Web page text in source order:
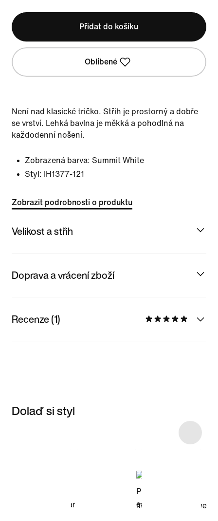
Přidat do košíku
Oblíbené
Není nad klasické tričko. Střih je prostorný a dobře
se vrství. Lehká bavlna je měkká a pohodlná na
každodenní nošení.
Zobrazená barva: Summit White
Styl:
IH1377-121
Zobrazit podrobnosti o produktu
Velikost a střih
Doprava a vrácení zboží
Recenze (1)
Dolaď si styl